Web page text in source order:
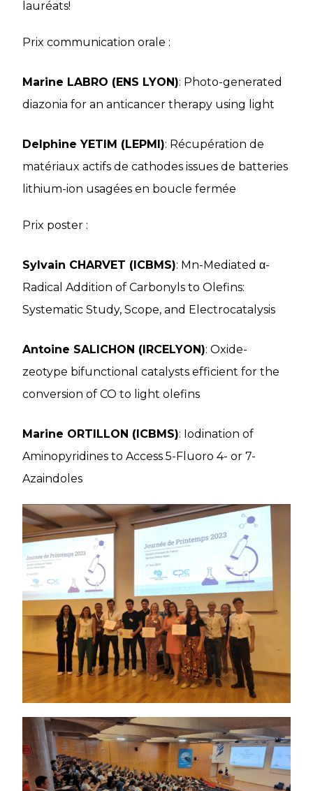
lauréats!
Prix communication orale :
Marine LABRO (ENS LYON): Photo-generated
diazonia for an anticancer therapy using light
Delphine YETIM (LEPMI): Récupération de
matériaux actifs de cathodes issues de batteries
lithium-ion usagées en boucle fermée
Prix poster :
Sylvain CHARVET (ICBMS): Mn-Mediated α-
Radical Addition of Carbonyls to Olefins:
Systematic Study, Scope, and Electrocatalysis
Antoine SALICHON (IRCELYON): Oxide-
zeotype bifunctional catalysts efficient for the
conversion of CO to light olefins
Marine ORTILLON (ICBMS): Iodination of
Aminopyridines to Access 5-Fluoro 4- or 7-
Azaindoles